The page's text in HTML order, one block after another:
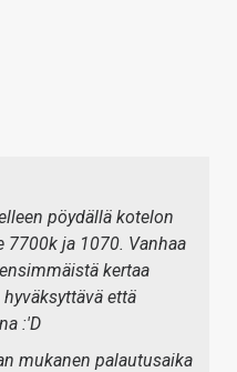
pöydällä kotelon
7700k ja 1070. Vanhaa
kertaa
että
:'D
mukanen palautusaika